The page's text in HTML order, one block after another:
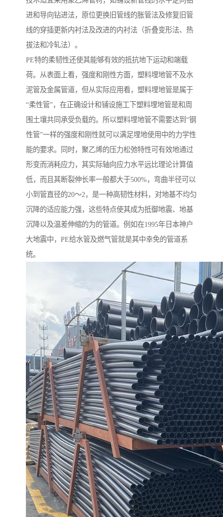
进和导向钻进法，原位更换旧管线的胀管法及修复旧管
线的穿插更新内衬法及改进的内衬法（折叠变形法、热
拔法和冷轧法）。
PE特的柔韧性还使其能够有效的抵抗地下运动和端载
荷。从表面上看，强度和刚性方面，塑料埋地管不及水
泥管及金属管道，但从实际应用看，塑料埋地管是属于
“柔性管”，在正确设计和铺设施工下塑料埋地管是和周
围土壤共同承受负载的。所以塑料埋地管不需要达到“钢
性管”一样的强度和刚性就可以满足埋地使用中的力学性
能的要求。同时，聚乙烯的压力松弛特性可有效地通过
形变而消耗应力，其实际轴向应力水平远比理论计算值
低，而且其断裂伸长率一般都大于500%，弯曲半径可以
小到管直径的20～2，是一种高韧性材料，对地基不均匀
沉降的适应能力强，这些特点使其成为抵御地震、地基
沉降以及温差伸缩的为的管道。例如在1995年日本神户
大地震中，PE给水管及燃气管就是其中幸免的管道系
统。